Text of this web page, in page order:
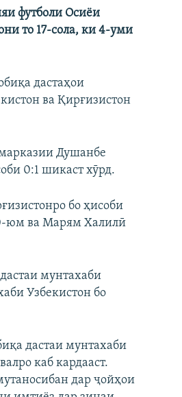
футболи Осиёи
то 17-сола, ки 4-уми
дастаҳои
ва Қирғизистон
Душанбе
0:1 шикаст хӯрд.
бо ҳисоби
юм ва Марям Халилӣ
мунтахаби
Узбекистон бо
дастаи мунтахаби
каб кардааст.
дар ҷойҳои